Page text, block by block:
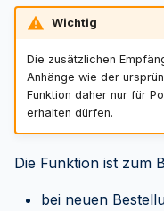
Wichtig
Die zusätzlichen
Anhänge wie der
Funktion daher nur für
erhalten dürfen.
Die Funktion ist zum
bei neuen